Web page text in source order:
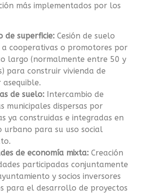
más implementados por los
de superficie: Cesión de suelo
a cooperativas o promotores por
largo (normalmente entre 50 y
para construir vivienda de
de suelo: Intercambio de
municipales dispersas por
ya construidas e integradas en
urbano para su uso social
de economía mixta: Creación
participadas conjuntamente
y socios inversores
para el desarrollo de proyectos